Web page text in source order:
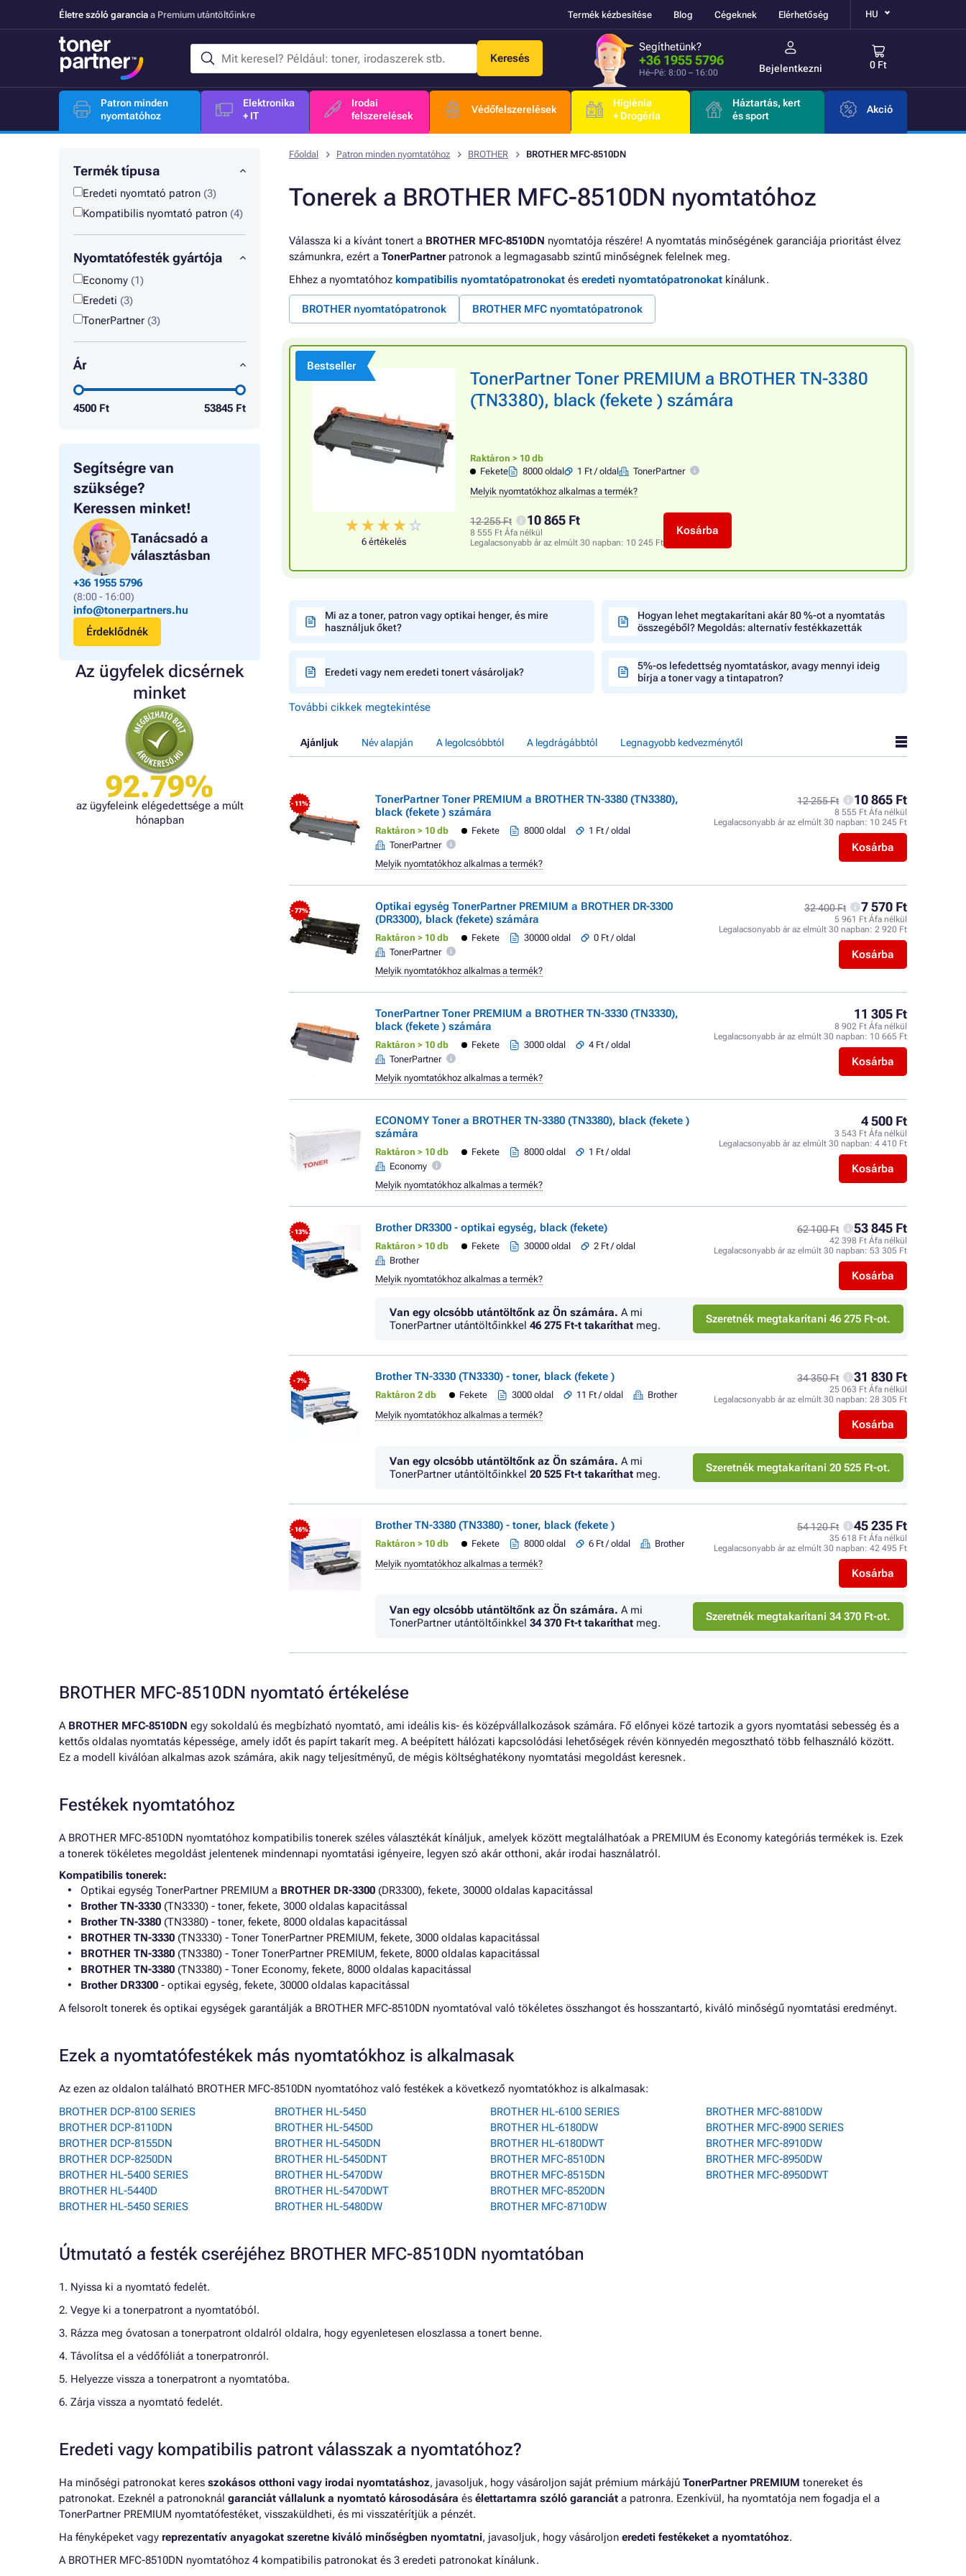
Életre szóló garancia a Premium utántöltőinkre Termék kézbesítése Blog Cégeknek Elérhetőség HU
Keresés
Segíthetünk?
+36 1955 5796
Hé–Pé: 8:00 – 16:00 Bejelentkezni 0 Ft
Patron minden
nyomtatóhoz
Elektronika
+ IT
Irodai
felszerelések
Védőfelszerelések
Higiénia
+ Drogéria
Háztartás, kert
és sport
Akció
Termék típusa
Eredeti nyomtató patron (3)
Kompatibilis nyomtató patron (4)
Nyomtatófesték gyártója
Economy (1)
Eredeti (3)
TonerPartner (3)
Ár
4500 Ft 53845 Ft
Segítségre van
szüksége?
Keressen minket!
Tanácsadó a
választásban
+36 1955 5796
(8:00 - 16:00)
info@tonerpartners.hu
Érdeklődnék
Az ügyfelek dicsérnek
minket
92.79%
az ügyfeleink elégedettsége a múlt
hónapban
Főoldal Patron minden nyomtatóhoz BROTHER BROTHER MFC-8510DN
Tonerek a BROTHER MFC-8510DN nyomtatóhoz
Válassza ki a kívánt tonert a BROTHER MFC-8510DN nyomtatója részére! A nyomtatás minőségének garanciája prioritást élvez
számunkra, ezért a TonerPartnerpatronok a legmagasabb szintű minőségnek felelnek meg.
Ehhez a nyomtatóhoz kompatibilis nyomtatópatronokat és eredeti nyomtatópatronokat kínálunk.
BROTHER nyomtatópatronok BROTHER MFC nyomtatópatronok
Bestseller
6 értékelés
TonerPartner Toner PREMIUM a BROTHER TN-3380
(TN3380), black (fekete ) számára
Raktáron > 10 db
Fekete
8000 oldal 1 Ft / oldal
TonerPartner
Melyik nyomtatókhoz alkalmas a termék?
12 255 Ft 10 865 Ft
8 555 Ft Áfa nélkül
Legalacsonyabb ár az elmúlt 30 napban: 10 245 Ft
Kosárba
Mi az a toner, patron vagy optikai henger, és mire
használjuk őket?
Hogyan lehet megtakarítani akár 80 %-ot a nyomtatás
összegéből? Megoldás: alternatív festékkazetták
Eredeti vagy nem eredeti tonert vásároljak?
5%-os lefedettség nyomtatáskor, avagy mennyi ideig
bírja a toner vagy a tintapatron?
További cikkek megtekintése
Ajánljuk Név alapján A legolcsóbbtól A legdrágábbtól Legnagyobb kedvezménytől
- 11%
TonerPartner Toner PREMIUM a BROTHER TN-3380 (TN3380),
black (fekete ) számára
Raktáron > 10 db Fekete 8000 oldal
1 Ft / oldal
TonerPartner
12 255 Ft 10 865 Ft
8 555 Ft Áfa nélkül
Legalacsonyabb ár az elmúlt 30 napban: 10 245 Ft
Kosárba
Melyik nyomtatókhoz alkalmas a termék?
- 77%
Optikai egység TonerPartner PREMIUM a BROTHER DR-3300
(DR3300), black (fekete) számára
Raktáron > 10 db Fekete 30000 oldal
0 Ft / oldal
TonerPartner
32 400 Ft 7 570 Ft
5 961 Ft Áfa nélkül
Legalacsonyabb ár az elmúlt 30 napban: 2 920 Ft
Kosárba
Melyik nyomtatókhoz alkalmas a termék?
TonerPartner Toner PREMIUM a BROTHER TN-3330 (TN3330),
black (fekete ) számára
Raktáron > 10 db Fekete 3000 oldal
4 Ft / oldal
TonerPartner
11 305 Ft
8 902 Ft Áfa nélkül
Legalacsonyabb ár az elmúlt 30 napban: 10 665 Ft
Kosárba
Melyik nyomtatókhoz alkalmas a termék?
ECONOMY Toner a BROTHER TN-3380 (TN3380), black (fekete )
számára
Raktáron > 10 db Fekete 8000 oldal
1 Ft / oldal
Economy
4 500 Ft
3 543 Ft Áfa nélkül
Legalacsonyabb ár az elmúlt 30 napban: 4 410 Ft
Kosárba
Melyik nyomtatókhoz alkalmas a termék?
- 13% Brother DR3300 - optikai egység, black (fekete)
Raktáron > 10 db Fekete 30000 oldal
2 Ft / oldal
Brother
62 100 Ft 53 845 Ft
42 398 Ft Áfa nélkül
Legalacsonyabb ár az elmúlt 30 napban: 53 305 Ft
Kosárba
Melyik nyomtatókhoz alkalmas a termék?
Van egy olcsóbb utántöltőnk az Ön számára. A mi
TonerPartner utántöltőinkkel 46 275 Ft-t takaríthat meg. Szeretnék megtakarítani 46 275 Ft-ot.
- 7% Brother TN-3330 (TN3330) - toner, black (fekete )
Raktáron 2 db Fekete 3000 oldal 11 Ft / oldal Brother
34 350 Ft 31 830 Ft
25 063 Ft Áfa nélkül
Legalacsonyabb ár az elmúlt 30 napban: 28 305 Ft
Kosárba
Melyik nyomtatókhoz alkalmas a termék?
Van egy olcsóbb utántöltőnk az Ön számára. A mi
TonerPartner utántöltőinkkel 20 525 Ft-t takaríthat meg. Szeretnék megtakarítani 20 525 Ft-ot.
- 16% Brother TN-3380 (TN3380) - toner, black (fekete )
Raktáron > 10 db Fekete 8000 oldal 6 Ft / oldal Brother
54 120 Ft 45 235 Ft
35 618 Ft Áfa nélkül
Legalacsonyabb ár az elmúlt 30 napban: 42 495 Ft
Kosárba
Melyik nyomtatókhoz alkalmas a termék?
Van egy olcsóbb utántöltőnk az Ön számára. A mi
TonerPartner utántöltőinkkel 34 370 Ft-t takaríthat meg. Szeretnék megtakarítani 34 370 Ft-ot.
BROTHER MFC-8510DN nyomtató értékelése
A BROTHER MFC-8510DN egy sokoldalú és megbízható nyomtató, ami ideális kis- és középvállalkozások számára. Fő előnyei közé tartozik a gyors nyomtatási sebesség és a
kettős oldalas nyomtatás képessége, amely időt és papírt takarít meg. A beépített hálózati kapcsolódási lehetőségek révén könnyedén megosztható több felhasználó között.
Ez a modell kiválóan alkalmas azok számára, akik nagy teljesítményű, de mégis költséghatékony nyomtatási megoldást keresnek.
Festékek nyomtatóhoz
A BROTHER MFC-8510DN nyomtatóhoz kompatibilis tonerek széles választékát kínáljuk, amelyek között megtalálhatóak a PREMIUM és Economy kategóriás termékek is. Ezek
a tonerek tökéletes megoldást jelentenek mindennapi nyomtatási igényeire, legyen szó akár otthoni, akár irodai használatról.
Kompatibilis tonerek:
Optikai egység TonerPartner PREMIUM a BROTHER DR-3300 (DR3300), fekete, 30000 oldalas kapacitással
Brother TN-3330 (TN3330) - toner, fekete, 3000 oldalas kapacitással
Brother TN-3380 (TN3380) - toner, fekete, 8000 oldalas kapacitással
BROTHER TN-3330 (TN3330) - Toner TonerPartner PREMIUM, fekete, 3000 oldalas kapacitással
BROTHER TN-3380 (TN3380) - Toner TonerPartner PREMIUM, fekete, 8000 oldalas kapacitással
BROTHER TN-3380 (TN3380) - Toner Economy, fekete, 8000 oldalas kapacitással
Brother DR3300 - optikai egység, fekete, 30000 oldalas kapacitással
A felsorolt tonerek és optikai egységek garantálják a BROTHER MFC-8510DN nyomtatóval való tökéletes összhangot és hosszantartó, kiváló minőségű nyomtatási eredményt.
Ezek a nyomtatófestékek más nyomtatókhoz is alkalmasak
Az ezen az oldalon található BROTHER MFC-8510DN nyomtatóhoz való festékek a következő nyomtatókhoz is alkalmasak:
BROTHER DCP-8100 SERIES
BROTHER DCP-8110DN
BROTHER DCP-8155DN
BROTHER DCP-8250DN
BROTHER HL-5400 SERIES
BROTHER HL-5440D
BROTHER HL-5450 SERIES
BROTHER HL-5450
BROTHER HL-5450D
BROTHER HL-5450DN
BROTHER HL-5450DNT
BROTHER HL-5470DW
BROTHER HL-5470DWT
BROTHER HL-5480DW
BROTHER HL-6100 SERIES
BROTHER HL-6180DW
BROTHER HL-6180DWT
BROTHER MFC-8510DN
BROTHER MFC-8515DN
BROTHER MFC-8520DN
BROTHER MFC-8710DW
BROTHER MFC-8810DW
BROTHER MFC-8900 SERIES
BROTHER MFC-8910DW
BROTHER MFC-8950DW
BROTHER MFC-8950DWT
Útmutató a festék cseréjéhez BROTHER MFC-8510DN nyomtatóban
1. Nyissa ki a nyomtató fedelét.
2. Vegye ki a tonerpatront a nyomtatóból.
3. Rázza meg óvatosan a tonerpatront oldalról oldalra, hogy egyenletesen eloszlassa a tonert benne.
4. Távolítsa el a védőfóliát a tonerpatronról.
5. Helyezze vissza a tonerpatront a nyomtatóba.
6. Zárja vissza a nyomtató fedelét.
Eredeti vagy kompatibilis patront válasszak a nyomtatóhoz?
Ha minőségi patronokat keres szokásos otthoni vagy irodai nyomtatáshoz, javasoljuk, hogy vásároljon saját prémium márkájú TonerPartner PREMIUM tonereket és
patronokat. Ezeknél a patronoknál garanciát vállalunk a nyomtató károsodására és élettartamra szóló garanciát a patronra. Ezenkívül, ha nyomtatója nem fogadja el a
TonerPartner PREMIUM nyomtatófestéket, visszaküldheti, és mi visszatérítjük a pénzét.
Ha fényképeket vagy reprezentatív anyagokat szeretne kiváló minőségben nyomtatni, javasoljuk, hogy vásároljon eredeti festékeket a nyomtatóhoz.
A BROTHER MFC-8510DN nyomtatóhoz 4 kompatibilis patronokat és 3 eredeti patronokat kínálunk.